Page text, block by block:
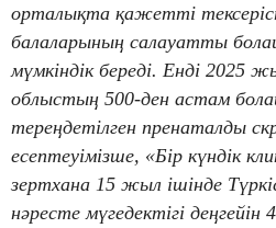
орталықта қажетті
балаларының салауатты
мүмкіндік береді. Енді 2025
облыстың 500-ден астам
тереңдетілген пренаталды
есептеуімізше, «Бір күндік
зертхана 15 жыл ішінде
нәресте мүгедектігі деңгейін